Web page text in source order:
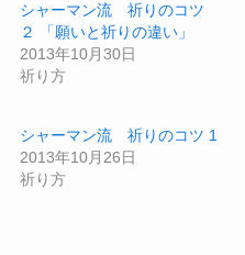
シャーマン流 祈りのコツ
２ 「願いと祈りの違い」
2013年10月30日
祈り方
シャーマン流 祈りのコツ 1
2013年10月26日
祈り方